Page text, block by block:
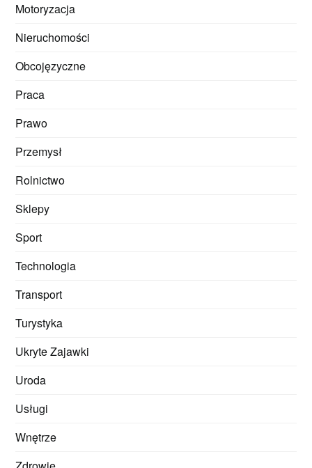
Motoryzacja
Nieruchomości
Obcojęzyczne
Praca
Prawo
Przemysł
Rolnictwo
Sklepy
Sport
Technologia
Transport
Turystyka
Ukryte Zajawki
Uroda
Usługi
Wnętrze